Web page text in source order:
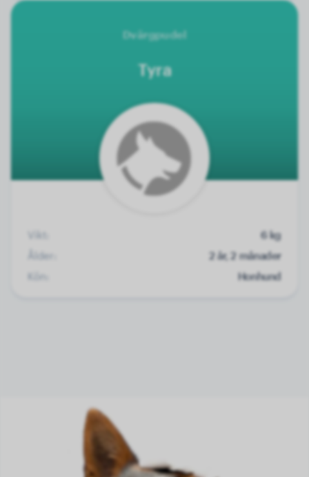
Dvärgpudel
Tyra
Vikt:
6 kg
Ålder:
2 år, 2 månader
Kön:
Honhund